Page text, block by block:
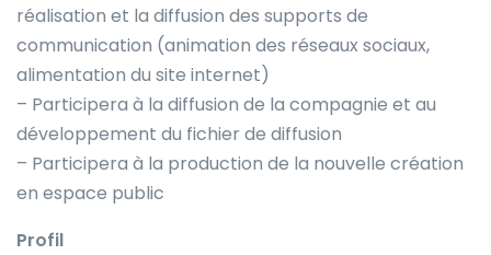
réalisation et la diffusion des supports de
communication (animation des réseaux sociaux,
alimentation du site internet)
– Participera à la diffusion de la compagnie et au
développement du fichier de diffusion
– Participera à la production de la nouvelle création
en espace public
Profil